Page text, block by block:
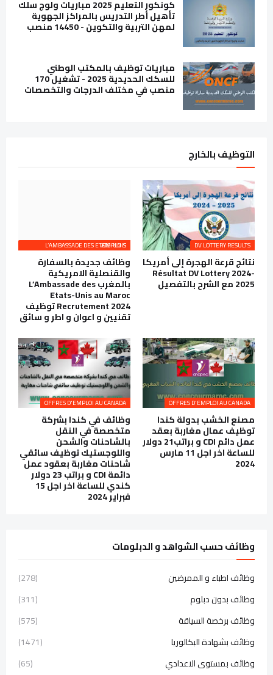
كونكور التعليم 2025 مباريات ولوج سلك
تأهيل أطر التدريس بالمراكز الجهوية
لمهن التربية والتكوين - 14450 منصب
مباريات توظيف بالمكتب الوطني
للسكك الحديدية 2025 - تشغيل 170
منصب في مختلف الدرجات والتخصصات
التوظيف بالخارج
DV LOTTERY RESULTS
نتائج قرعة الهجرة إلى أمريكا
Résultat DV Lottery 2024-
2025 مع الشرح بالتفصيل
L’AMBASSADE DES ETATS-UNIS EMPLOIS
وظائف جديدة بالسفارة
والقنصلية الامريكية
بالمغرب L’Ambassade des
Etats-Unis au Maroc
Recrutement 2024 توظيف
تقنيين و اعوان و اطر و سائق
OFFRES D'EMPLOI AU CANADA
مصنع الخشب بدولة كندا
توظيف عمال مغاربة بعقد
عمل دائم CDI و براتب21 دولار
للساعة اخر اجل 11 مارس
2024
OFFRES D'EMPLOI AU CANADA
وظائف في كندا بشركة
متخصصة في النقل
بالشاحنات والشحن
واللوجستيك توظيف سائقي
شاحنات مغاربة بعقود عمل
دائمة CDI و براتب 23 دولار
كندي للساعة اخر اجل 15
فبراير 2024
وظائف حسب الشواهد و الدبلومات
وظائف اطباء و الممرضين
(278)
وظائف بدون دبلوم
(311)
وظائف برخصة السياقة
(575)
وظائف بشهادة البكالوريا
(1471)
وظائف بمستوى الاعدادي
(65)